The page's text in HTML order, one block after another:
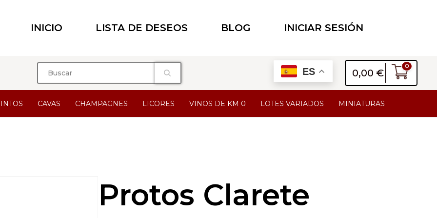
INICIO LISTA DE DESEOS BLOG INICIAR SESIÓN
ES 0,00 €
0
CAVAS CHAMPAGNES LICORES VINOS DE KM 0 LOTES VARIADOS MINIATURAS
Protos Clarete